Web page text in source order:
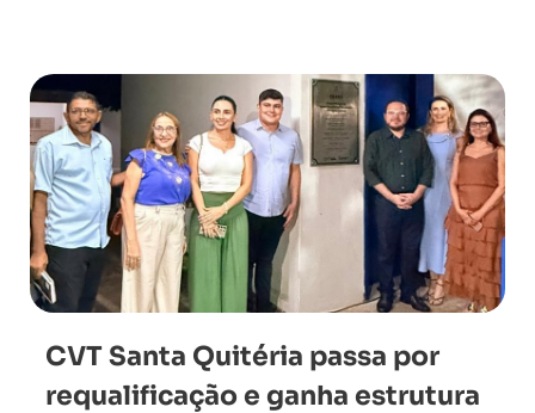
CVT Santa Quitéria passa por
requalificação e ganha estrutura